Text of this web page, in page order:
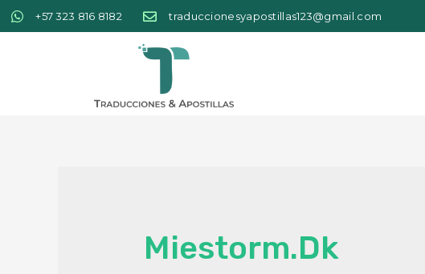
+57 323 816 8182 traduccionesyapostillas123@gmail.com
Miestorm.dk